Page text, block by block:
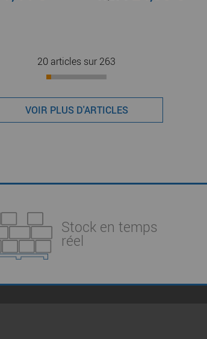
20 articles sur 263
VOIR PLUS D'ARTICLES
Stock en temps
réel